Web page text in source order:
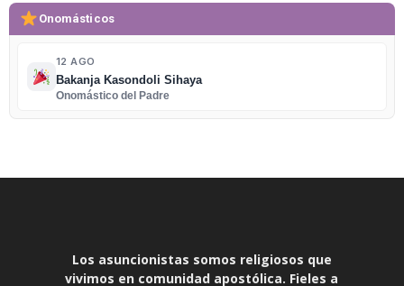
Onomásticos
12 AGO
Bakanja Kasondoli Sihaya
Onomástico del Padre
Los asuncionistas somos religiosos que
vivimos en comunidad apostólica. Fieles a